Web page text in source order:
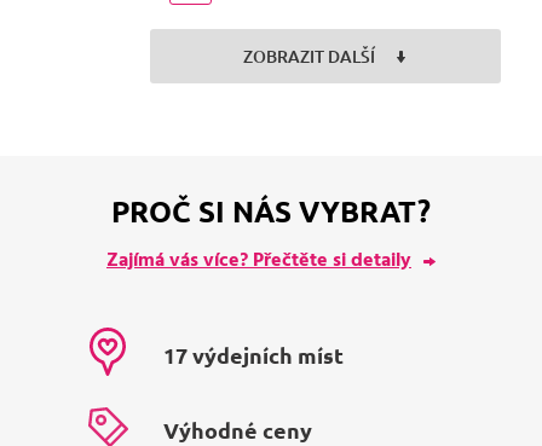
ZOBRAZIT DALŠÍ
PROČ SI NÁS VYBRAT?
Zajímá vás více? Přečtěte si detaily
17 výdejních míst
Výhodné ceny